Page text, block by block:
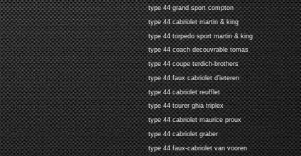
type 44 grand sport compton
type 44 cabriolet martin & king
type 44 torpedo sport martin & king
type 44 coach decouvrable tomas
type 44 coupe terdich-brothers
type 44 faux cabriolet d'ieteren
type 44 cabriolet reufflet
type 44 tourer ghia triplex
type 44 cabriolet maurice proux
type 44 cabriolet graber
type 44 faux-cabriolet van vooren